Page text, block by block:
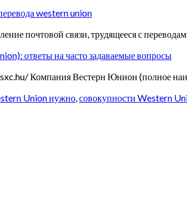
western union
почтовой связи, трудящееся с
ответы на часто задаваемые вопросы
Компания Вестерн Юнион (полное
Union нужно,совокупности Western